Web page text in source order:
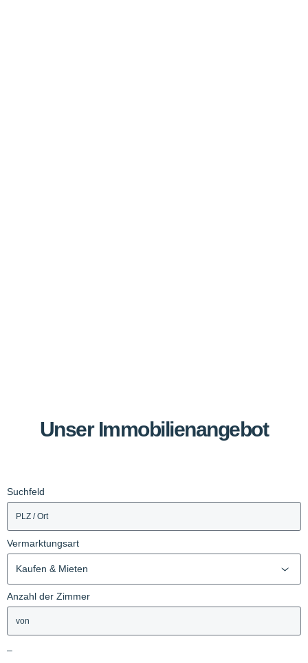
Unser Immobilienangebot
Suchfeld
Vermarktungsart
Kaufen & Mieten
Anzahl der Zimmer
–